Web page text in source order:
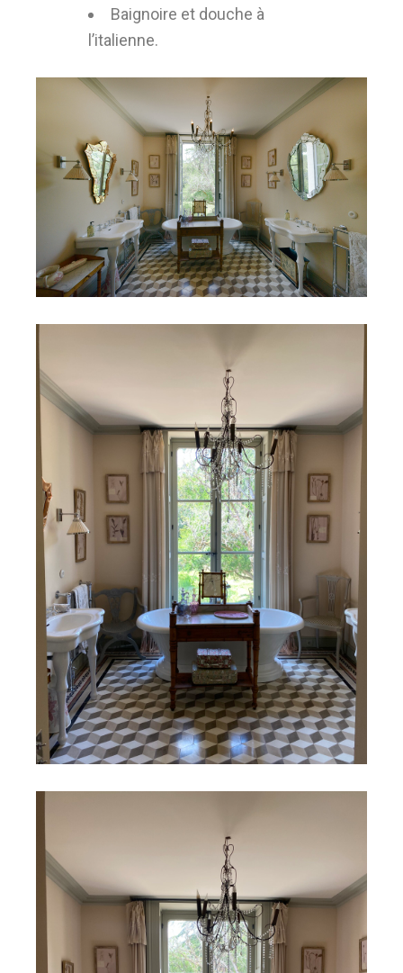
Baignoire et douche à
l’italienne.